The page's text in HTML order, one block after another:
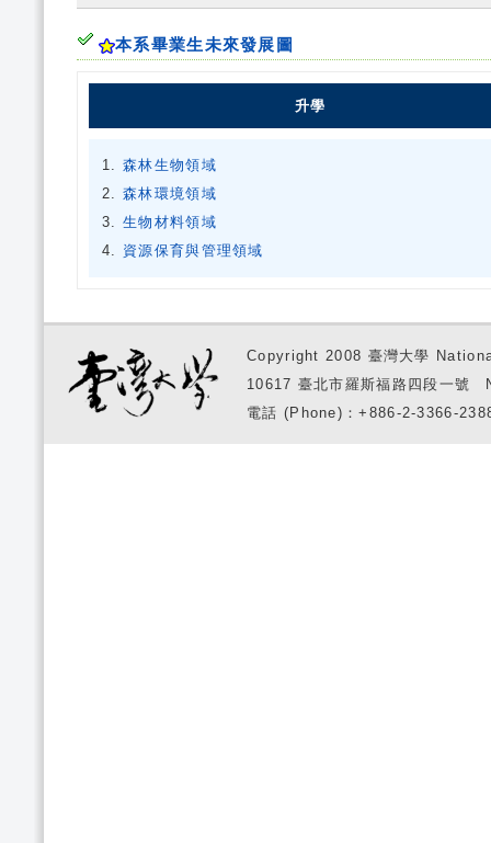
本系畢業生未來發展圖
升學
森林生物領域
森林環境領域
生物材料領域
資源保育與管理領域
Copyright 2008 臺灣大學
10617 臺北市羅斯福路四段一
電話 (Phone)：+886-2-3366-